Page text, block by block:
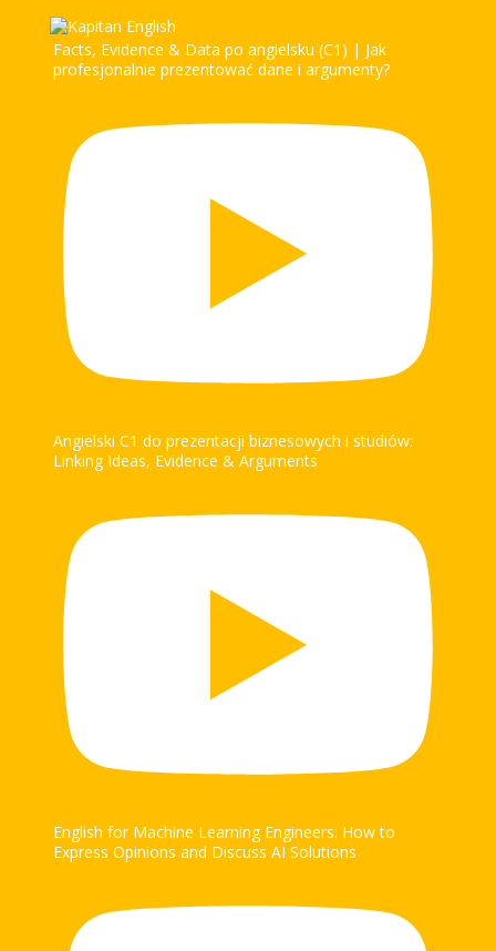
Facts, Evidence & Data po angielsku (C1) | Jak
profesjonalnie prezentować dane i argumenty?
Angielski C1 do prezentacji biznesowych i studiów:
Linking Ideas, Evidence & Arguments
English for Machine Learning Engineers: How to
Express Opinions and Discuss AI Solutions